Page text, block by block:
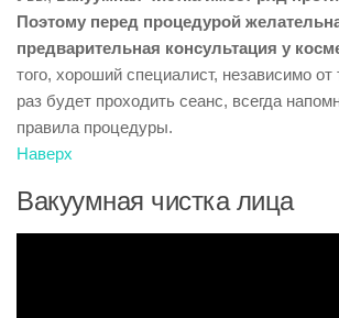
Поэтому перед процедурой
предварительная консультация у
того, хороший специалист, независимо от
раз будет проходить сеанс, всегда
правила процедуры.
Наверх
Вакуумная чистка лица